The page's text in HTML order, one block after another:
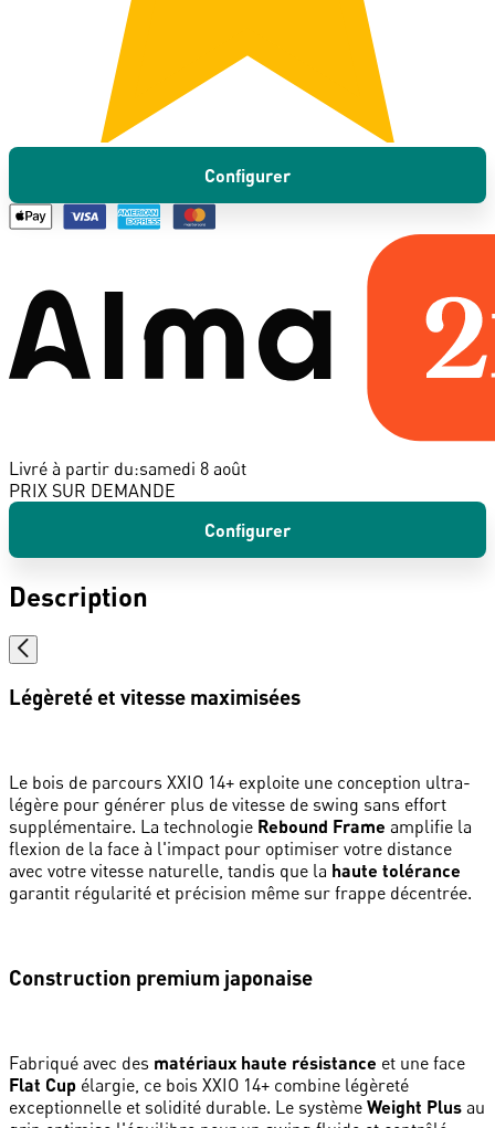
Configurer
Livré à partir du:samedi 8 août
PRIX SUR DEMANDE
Configurer
Description
Légèreté et vitesse maximisées
Le bois de parcours XXIO 14+ exploite une conception ultra-
légère pour générer plus de vitesse de swing sans effort
supplémentaire. La technologie Rebound Frame amplifie la
flexion de la face à l'impact pour optimiser votre distance
avec votre vitesse naturelle, tandis que la haute tolérance
garantit régularité et précision même sur frappe décentrée.
Construction premium japonaise
Fabriqué avec des matériaux haute résistance et une face
Flat Cup élargie, ce bois XXIO 14+ combine légèreté
exceptionnelle et solidité durable. Le système Weight Plus au